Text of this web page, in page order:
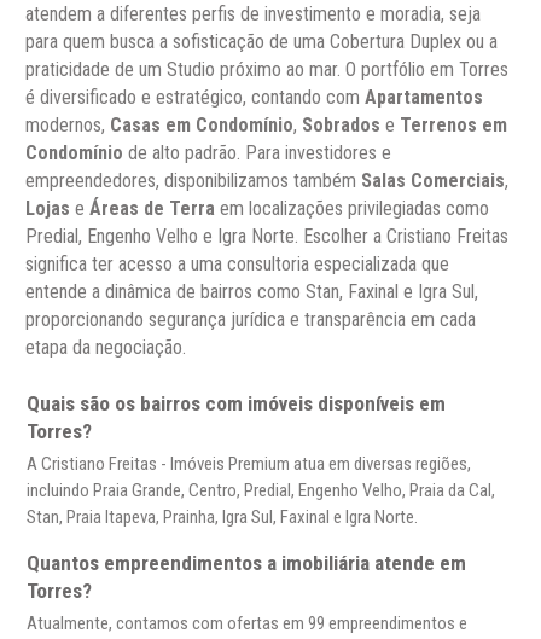
atendem a diferentes perfis de investimento e moradia, seja
para quem busca a sofisticação de uma Cobertura Duplex ou a
praticidade de um Studio próximo ao mar. O portfólio em Torres
é diversificado e estratégico, contando comApartamentos
modernos, Casas em Condomínio, Sobrados e Terrenos em
Condomínio de alto padrão. Para investidores e
empreendedores, disponibilizamos também Salas Comerciais,
Lojas eÁreas de Terra em localizações privilegiadas como
Predial, Engenho Velho e Igra Norte. Escolher a Cristiano Freitas
significa ter acesso a uma consultoria especializada que
entende a dinâmica de bairros como Stan, Faxinal e Igra Sul,
proporcionando segurança jurídica e transparência em cada
etapa da negociação.
Quais são os bairros com imóveis disponíveis em
Torres?
A Cristiano Freitas - Imóveis Premium atua em diversas regiões,
incluindo Praia Grande, Centro, Predial, Engenho Velho, Praia da Cal,
Stan, Praia Itapeva, Prainha, Igra Sul, Faxinal e Igra Norte.
Quantos empreendimentos a imobiliária atende em
Torres?
Atualmente, contamos com ofertas em 99 empreendimentos e